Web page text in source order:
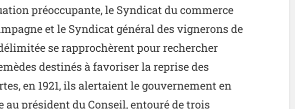
préoccupante, le Syndicat du commerce
et le Syndicat général des vignerons de
se rapprochèrent pour rechercher
destinés à favoriser la reprise des
en 1921, ils alertaient le gouvernement en
président du Conseil, entouré de trois